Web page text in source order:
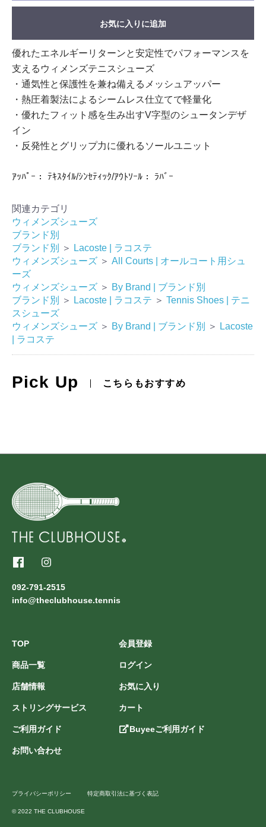
お気に入りに追加
優れたエネルギーリターンと安定性でパフォーマンスを
支えるウィメンズテニスシューズ
・通気性と保護性を兼ね備えるメッシュアッパー
・熱圧着製法によるシームレス仕立てで軽量化
・優れたフィット感を生み出すV字型のシュータンデザ
イン
・反発性とグリップ力に優れるソールユニット
ｱｯﾊﾟｰ： ﾃｷｽﾀｲﾙ/ｼﾝｾﾃｨｯｸ/ｱｳﾄｿｰﾙ： ﾗﾊﾞｰ
関連カテゴリ
ウィメンズシューズ
ブランド別
ブランド別
＞
Lacoste | ラコステ
ウィメンズシューズ ＞ All Courts | オールコート用シュ
ーズ
ウィメンズシューズ ＞ By Brand | ブランド別
ブランド別
＞ Lacoste | ラコステ ＞ Tennis Shoes | テニ
スシューズ
ウィメンズシューズ ＞ By Brand | ブランド別 ＞
Lacoste
| ラコステ
Pick Up こちらもおすすめ
092-791-2515
info@theclubhouse.tennis
TOP
商品一覧
店舗情報
ストリングサービス
ご利用ガイド
お問い合わせ
会員登録
ログイン
お気に入り
カート
Buyeeご利用ガイド
プライバシーポリシー 特定商取引法に基づく表記
© 2022 THE CLUBHOUSE